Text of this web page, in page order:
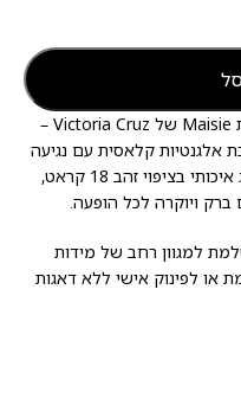
הכירו את הטבעת המרהיבה מקולקציית Maisie של Victoria Cruz –
אלגנטיות קלאסית עם נגיעה
מודרנית. הטבעת עשויה מכסף סטרלינג איכותי בציפוי זהב 18 קראט,
ברק ויוקרה לכל הופעה.
למגוון רחב של מידות
לפינוק אישי ללא דאגות